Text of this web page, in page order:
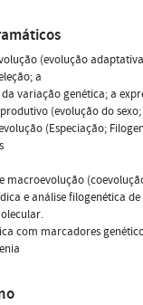
(evolução
a
variação genética; a
(evolução do
(Especiação;
macroevolução
e análise filogenética
com marcadores